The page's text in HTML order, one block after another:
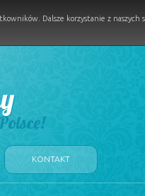
KONTAKT
Dalsze korzystanie z naszych